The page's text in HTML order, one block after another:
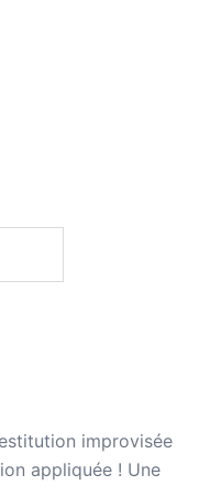
improvisée
appliquée ! Une